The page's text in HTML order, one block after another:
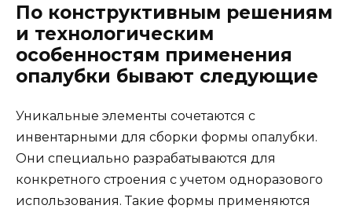
По конструктивным решениям
и технологическим
особенностям применения
опалубки бывают следующие
Уникальные элементы сочетаются с
инвентарными для сборки формы опалубки.
Они специально разрабатываются для
конкретного строения с учетом одноразового
использования. Такие формы применяются